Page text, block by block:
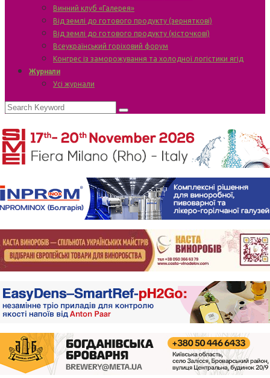
Винний клуб «Галерея»
Від землі до готового продукту (зерняткові)
Від землі до готового продукту (кісточкові)
Всеукраїнський горіховий форум
Конгрес із заморожування та холодної логістики ягід
Журнали
Усі журнали